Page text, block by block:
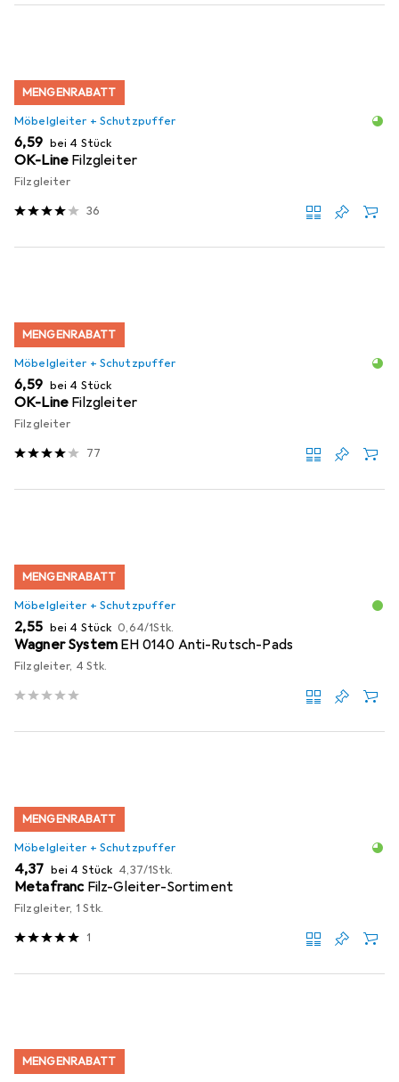
MENGENRABATT
Möbelgleiter + Schutzpuffer
EUR
6,59 bei 4 Stück
OK-Line Filzgleiter
Filzgleiter
36
MENGENRABATT
Möbelgleiter + Schutzpuffer
EUR
6,59 bei 4 Stück
OK-Line Filzgleiter
Filzgleiter
77
MENGENRABATT
Möbelgleiter + Schutzpuffer
EUR
2,55 bei 4 Stück EUR
0,64/1Stk.
Wagner System EH 0140 Anti-Rutsch-Pads
Filzgleiter, 4 Stk.
MENGENRABATT
Möbelgleiter + Schutzpuffer
EUR
4,37 bei 4 Stück EUR
4,37/1Stk.
Metafranc Filz-Gleiter-Sortiment
Filzgleiter, 1 Stk.
1
MENGENRABATT